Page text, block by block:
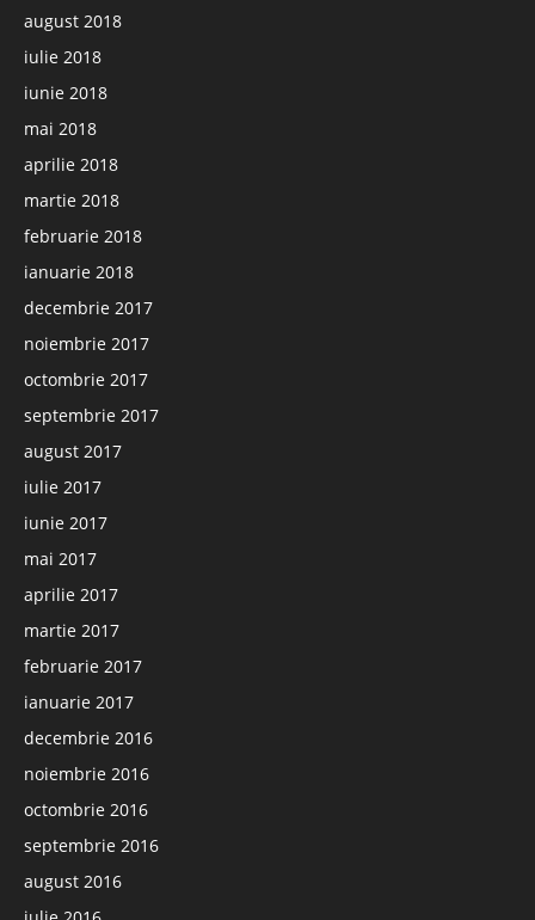
august 2018
iulie 2018
iunie 2018
mai 2018
aprilie 2018
martie 2018
februarie 2018
ianuarie 2018
decembrie 2017
noiembrie 2017
octombrie 2017
septembrie 2017
august 2017
iulie 2017
iunie 2017
mai 2017
aprilie 2017
martie 2017
februarie 2017
ianuarie 2017
decembrie 2016
noiembrie 2016
octombrie 2016
septembrie 2016
august 2016